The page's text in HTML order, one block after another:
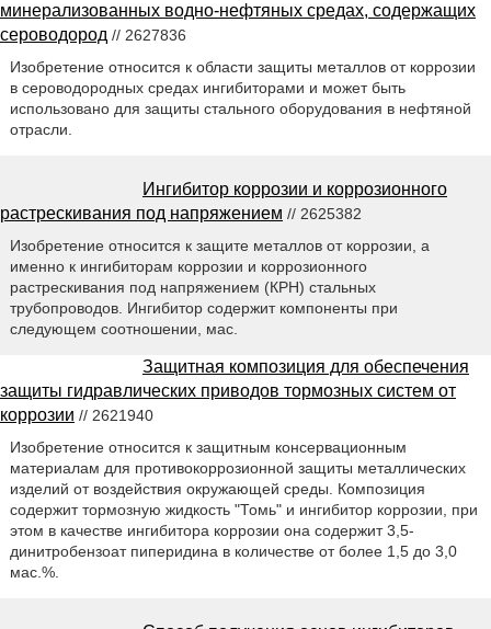
минерализованных водно-нефтяных средах, содержащих
сероводород // 2627836
Изобретение относится к области защиты металлов от коррозии
в сероводородных средах ингибиторами и может быть
использовано для защиты стального оборудования в нефтяной
отрасли.
Ингибитор коррозии и коррозионного
растрескивания под напряжением // 2625382
Изобретение относится к защите металлов от коррозии, а
именно к ингибиторам коррозии и коррозионного
растрескивания под напряжением (КРН) стальных
трубопроводов. Ингибитор содержит компоненты при
следующем соотношении, мас.
Защитная композиция для обеспечения
защиты гидравлических приводов тормозных систем от
коррозии // 2621940
Изобретение относится к защитным консервационным
материалам для противокоррозионной защиты металлических
изделий от воздействия окружающей среды. Композиция
содержит тормозную жидкость "Томь" и ингибитор коррозии, при
этом в качестве ингибитора коррозии она содержит 3,5-
динитробензоат пиперидина в количестве от более 1,5 до 3,0
мас.%.